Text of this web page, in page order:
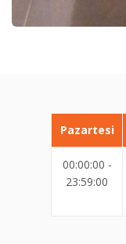
Pazartesi
00:00:00 -
23:59:00